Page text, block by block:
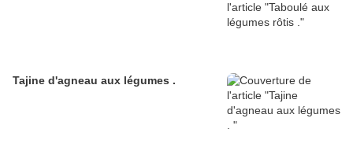
Tajine d'agneau aux légumes .